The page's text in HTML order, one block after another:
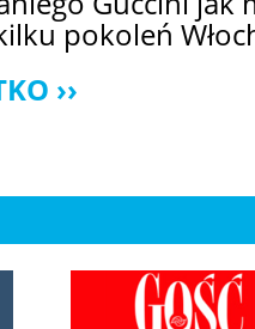
pokoleń